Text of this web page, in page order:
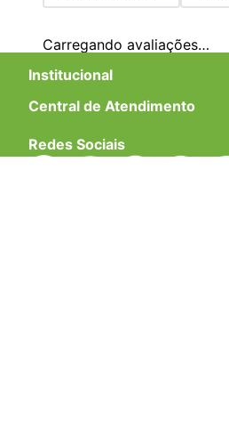
Carregando avaliações…
Institucional
Central de Atendimento
Redes Sociais